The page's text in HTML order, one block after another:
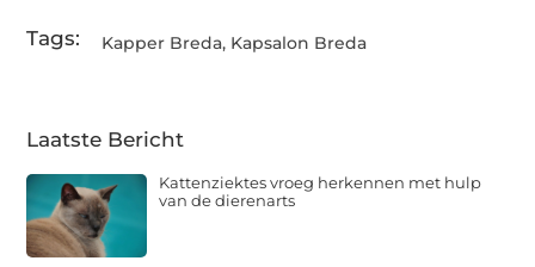
Tags: Kapper Breda, Kapsalon Breda
Laatste Bericht
Kattenziektes vroeg herkennen met hulp
van de dierenarts